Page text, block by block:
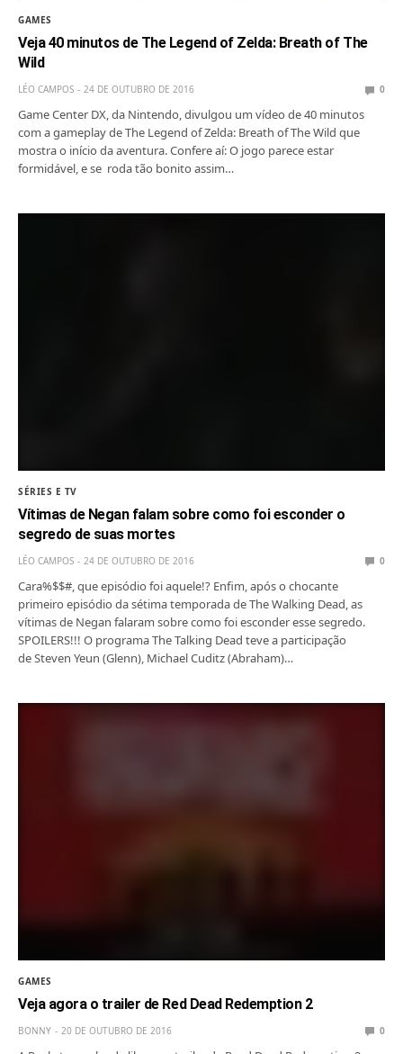
GAMES
Veja 40 minutos de The Legend of Zelda: Breath of The
Wild
LÉO CAMPOS 24 DE OUTUBRO DE 2016 0
Game Center DX, da Nintendo, divulgou um vídeo de 40 minutos
com a gameplay de The Legend of Zelda: Breath of The Wild que
mostra o início da aventura. Confere aí: O jogo parece estar
formidável, e se roda tão bonito assim…
SÉRIES E TV
Vítimas de Negan falam sobre como foi esconder o
segredo de suas mortes
LÉO CAMPOS 24 DE OUTUBRO DE 2016 0
Cara%$$#, que episódio foi aquele!? Enfim, após o chocante
primeiro episódio da sétima temporada de The Walking Dead, as
vítimas de Negan falaram sobre como foi esconder esse segredo.
SPOILERS!!! O programa The Talking Dead teve a participação
de Steven Yeun (Glenn), Michael Cuditz (Abraham)…
GAMES
Veja agora o trailer de Red Dead Redemption 2
BONNY 20 DE OUTUBRO DE 2016 0